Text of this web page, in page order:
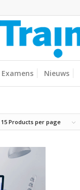
Examens Nieuws
15 Products per page